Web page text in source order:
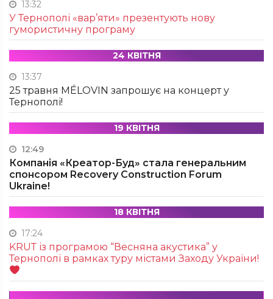
13:32
У Тернополі «вар’яти» презентують нову
гумористичну програму
24 КВІТНЯ
13:37
25 травня MÉLOVIN запрошує на концерт у
Тернополі!
19 КВІТНЯ
12:49
Компанія «Креатор-Буд» стала генеральним
спонсором Recovery Construction Forum
Ukraine!
18 КВІТНЯ
17:24
KRUТ із програмою “Весняна акустика” у
Тернополі в рамках туру містами Заходу України!